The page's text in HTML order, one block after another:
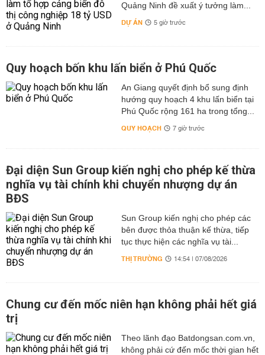
Quảng Ninh đề xuất ý tưởng làm...
DỰ ÁN 5 giờ trước
Quy hoạch bốn khu lấn biển ở Phú Quốc
An Giang quyết định bổ sung định
hướng quy hoạch 4 khu lấn biển tại
Phú Quốc rộng 161 ha trong tổng...
QUY HOẠCH 7 giờ trước
Đại diện Sun Group kiến nghị cho phép kế thừa
nghĩa vụ tài chính khi chuyển nhượng dự án
BĐS
Sun Group kiến nghị cho phép các
bên được thỏa thuận kế thừa, tiếp
tục thực hiện các nghĩa vụ tài...
THỊ TRƯỜNG 14:54 | 07/08/2026
Chung cư đến mốc niên hạn không phải hết giá
trị
Theo lãnh đạo Batdongsan.com.vn,
không phải cứ đến mốc thời gian hết